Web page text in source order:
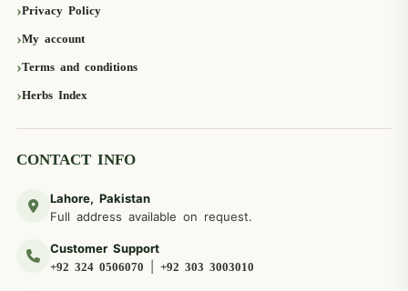
Privacy Policy
My account
Terms and conditions
Herbs Index
CONTACT INFO
Lahore, Pakistan
Full address available on request.
Customer Support
+92 324 0506070 +92 303 3003010